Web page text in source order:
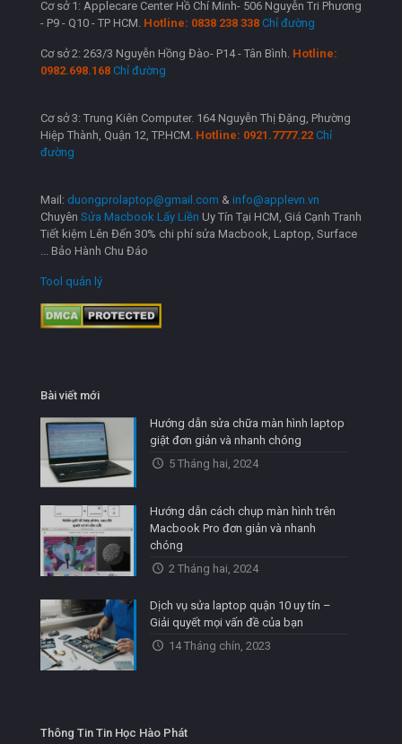
Cơ sở 1: Applecare Center Hồ Chí Minh- 506 Nguyễn Tri Phương
- P9 - Q10 - TP HCM. Hotline: 0838 238 338 Chỉ đường
Cơ sở 2: 263/3 Nguyễn Hồng Đào- P14 - Tân Bình. Hotline:
0982.698.168 Chỉ đường
Cơ sở 3: Trung Kiên Computer. 164 Nguyễn Thị Đặng, Phường
Hiệp Thành, Quận 12, TP.HCM. Hotline: 0921.7777.22 Chỉ
đường
Mail: duongprolaptop@gmail.com & info@applevn.vn
Chuyên Sửa Macbook Lấy Liền Uy Tín Tại HCM, Giá Cạnh Tranh
Tiết kiệm Lên Đến 30% chi phí sửa Macbook, Laptop, Surface
... Bảo Hành Chu Đáo
Tool quản lý
Bài viết mới
Hướng dẫn sửa chữa màn hình laptop
giật đơn giản và nhanh chóng
5 Tháng hai, 2024
Hướng dẫn cách chụp màn hình trên
Macbook Pro đơn giản và nhanh
chóng
2 Tháng hai, 2024
Dịch vụ sửa laptop quận 10 uy tín –
Giải quyết mọi vấn đề của bạn
14 Tháng chín, 2023
Thông Tin Tin Học Hào Phát